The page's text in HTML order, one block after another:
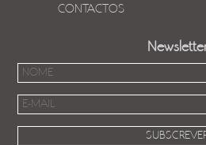
CONTACTOS